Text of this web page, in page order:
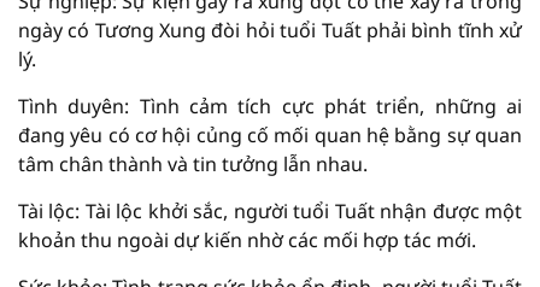
ngày có Tương Xung đòi hỏi tuổi Tuất phải bình tĩnh xử
lý.
Tình duyên: Tình cảm tích cực phát triển, những ai
đang yêu có cơ hội củng cố mối quan hệ bằng sự quan
tâm chân thành và tin tưởng lẫn nhau.
Tài lộc: Tài lộc khởi sắc, người tuổi Tuất nhận được một
khoản thu ngoài dự kiến nhờ các mối hợp tác mới.